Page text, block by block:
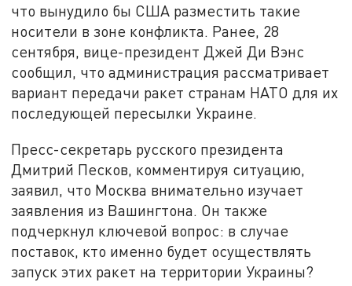
что вынудило бы США разместить такие
носители в зоне конфликта. Ранее, 28
сентября, вице-президент Джей Ди Вэнс
сообщил, что администрация рассматривает
вариант передачи ракет странам НАТО для их
последующей пересылки Украине.
Пресс-секретарь русского президента
Дмитрий Песков, комментируя ситуацию,
заявил, что Москва внимательно изучает
заявления из Вашингтона. Он также
подчеркнул ключевой вопрос: в случае
поставок, кто именно будет осуществлять
запуск этих ракет на территории Украины?